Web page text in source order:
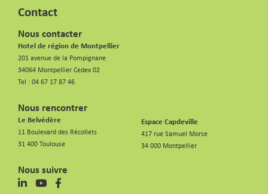
Contact
Nous contacter
Hotel de région de Montpellier
201 avenue de la Pompignane
34064 Montpellier Cedex 02
Tel : 04 67 17 87 46
Nous rencontrer
Le Belvédère
11 Boulevard des Récollets
31 400 Toulouse
Espace Capdeville
417 rue Samuel Morse
34 000 Montpellier
Nous suivre